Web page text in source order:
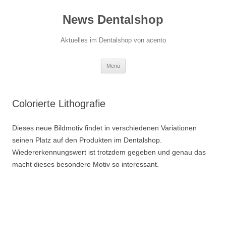
News Dentalshop
Aktuelles im Dentalshop von acento
Menü
Colorierte Lithografie
Dieses neue Bildmotiv findet in verschiedenen Variationen
seinen Platz auf den Produkten im Dentalshop.
Wiedererkennungswert ist trotzdem gegeben und genau das
macht dieses besondere Motiv so interessant.